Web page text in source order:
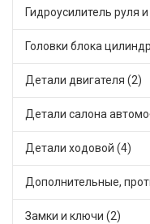
Детали двигателя (2)
Детали ходовой (4)
Замки и ключи (2)